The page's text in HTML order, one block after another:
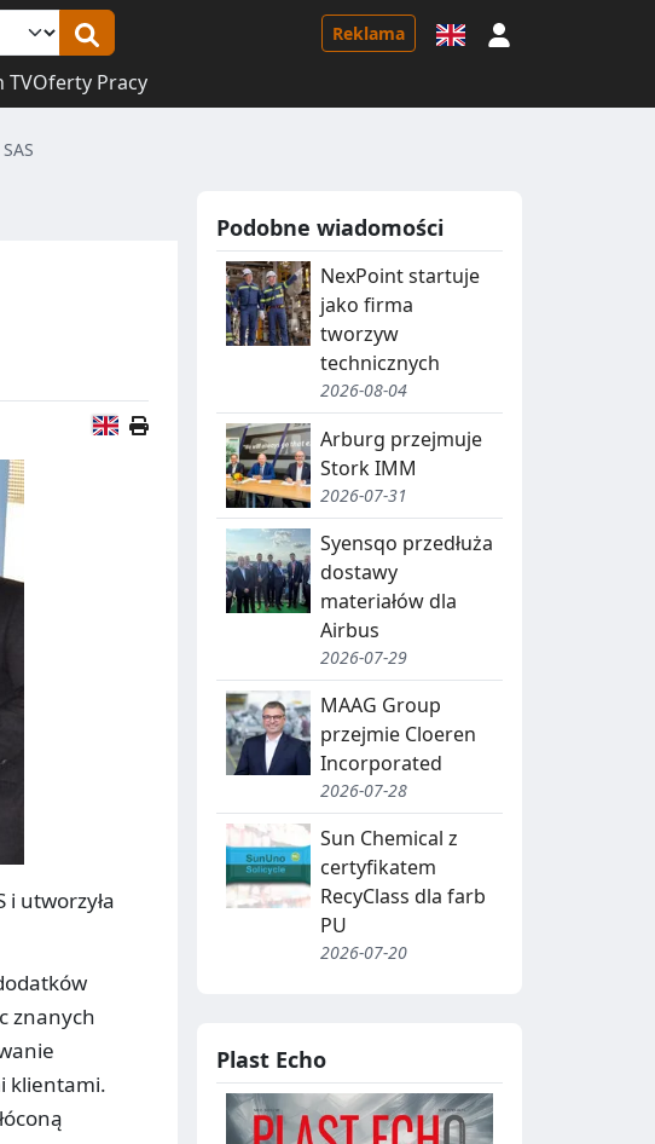
Reklama
TVOferty Pracy
Wersja angielska
utworzyła
znanych
klientami.
Podobne wiadomości
NexPoint startuje
jako firma
tworzyw
technicznych
2026-08-04
Arburg przejmuje
Stork IMM
2026-07-31
Syensqo przedłuża
dostawy
materiałów dla
Airbus
2026-07-29
MAAG Group
przejmie Cloeren
Incorporated
2026-07-28
Sun Chemical z
certyfikatem
RecyClass dla farb
PU
2026-07-20
Plast Echo